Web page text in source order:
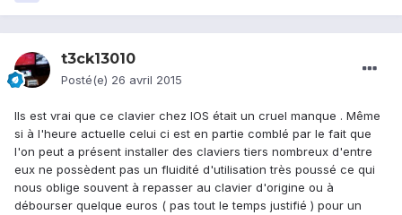
t3ck13010
Posté(e) 26 avril 2015
Ils est vrai que ce clavier chez IOS était un cruel manque . Même
si à l'heure actuelle celui ci est en partie comblé par le fait que
l'on peut a présent installer des claviers tiers nombreux d'entre
eux ne possèdent pas un fluidité d'utilisation très poussé ce qui
nous oblige souvent à repasser au clavier d'origine ou à
débourser quelque euros ( pas tout le temps justifié ) pour un